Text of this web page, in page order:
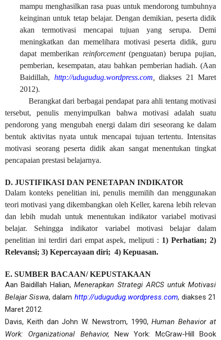
mampu menghasilkan rasa puas untuk mendorong tumbuhnya
keinginan untuk tetap belajar. Dengan demikian, peserta didik
akan termotivasi mencapai tujuan yang serupa. Demi
meningkatkan dan memelihara motivasi peserta didik, guru
dapat memberikan reinforcement(penguatan) berupa pujian,
pemberian, kesempatan, atau bahkan pemberian hadiah. (Aan
Baidillah, http://udugudug.wordpress.com
diakses 21 Maret
2012).
Berangkat dari berbagai pendapat para ahli tentang motivasi
tersebut, penulis menyimpulkan bahwa motivasi adalah suatu
pendorong yang mengubah energi dalam diri seseorang ke dalam
bentuk aktivitas nyata untuk mencapai tujuan tertentu. Intensitas
motivasi seorang peserta didik akan sangat menentukan tingkat
pencapaian prestasi belajarnya.
D. JUSTIFIKASI DAN PENETAPAN INDIKATOR
Dalam konteks penelitian ini, penulis memilih dan menggunakan
teori motivasi yang dikembangkan oleh Keller, karena lebih relevan
dan lebih mudah untuk menentukan indikator variabel motivasi
belajar. Sehingga indikator variabel motivasi belajar dalam
penelitian ini terdiri dari empat aspek, meliputi : 1) Perhatian; 2)
Relevansi; 3) Kepercayaan diri; 4) Kepuasan.
E. SUMBER BACAAN/ KEPUSTAKAAN
Aan Baidillah Halian,Menerapkan Strategi ARCS untuk Motivasi
Belajar Siswa, dalam http://udugudug.wordpress.com, diakses 21
Maret 2012.
Davis, Keith dan John W. Newstrom, 1990,Human Behavior at
Work: Organizational Behavior, New York: McGraw-Hill Book